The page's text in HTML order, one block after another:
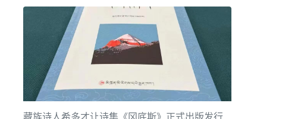
藏族诗人希多才让诗集《冈底斯》正式出版发行